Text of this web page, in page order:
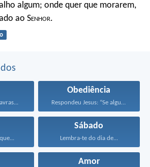
algum; onde quer que morarem,
ao Senhor.
Obediência
Respondeu Jesus: “Se alguém...
Sábado
Lembra-te do dia de...
Amor